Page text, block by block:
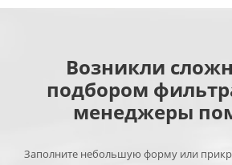
Возникли
подбором
менеджеры
Заполните небольшую форму или